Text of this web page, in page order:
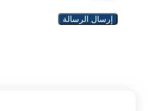
إرسال الرسالة